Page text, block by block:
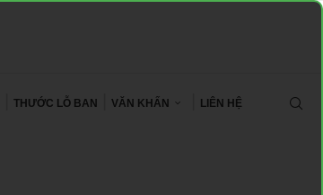
THƯỚC LỖ BAN VĂN KHẤN LIÊN HỆ